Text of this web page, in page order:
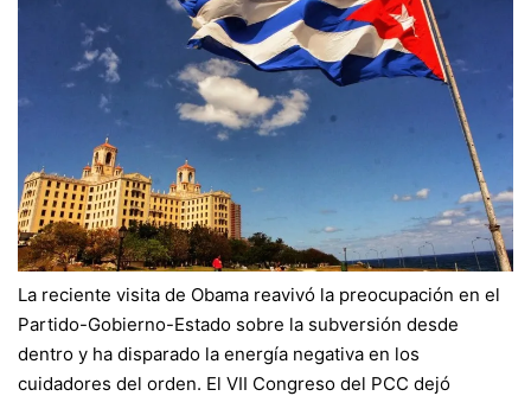
La reciente visita de Obama reavivó la preocupación en el
Partido-Gobierno-Estado sobre la subversión desde
dentro y ha disparado la energía negativa en los
cuidadores del orden. El VII Congreso del PCC dejó